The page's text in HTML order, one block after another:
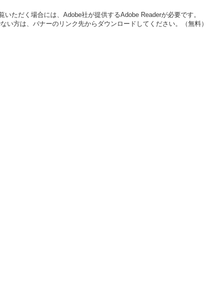
いただく場合には、Adobe社が提供するAdobe Readerが必要です。
い方は、バナーのリンク先からダウンロードしてください。（無料）